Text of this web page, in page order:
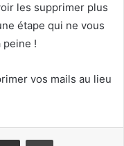
les supprimer plus
étape qui ne vous
peine !
vos mails au lieu
Partager par email Imprimer